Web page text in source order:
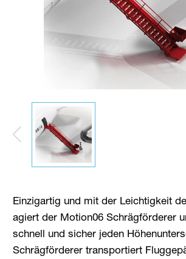
Einzigartig und mit der Leichtigkeit
agiert der Motion06 Schrägförderer
schnell und sicher jeden
Schrägförderer transportiert